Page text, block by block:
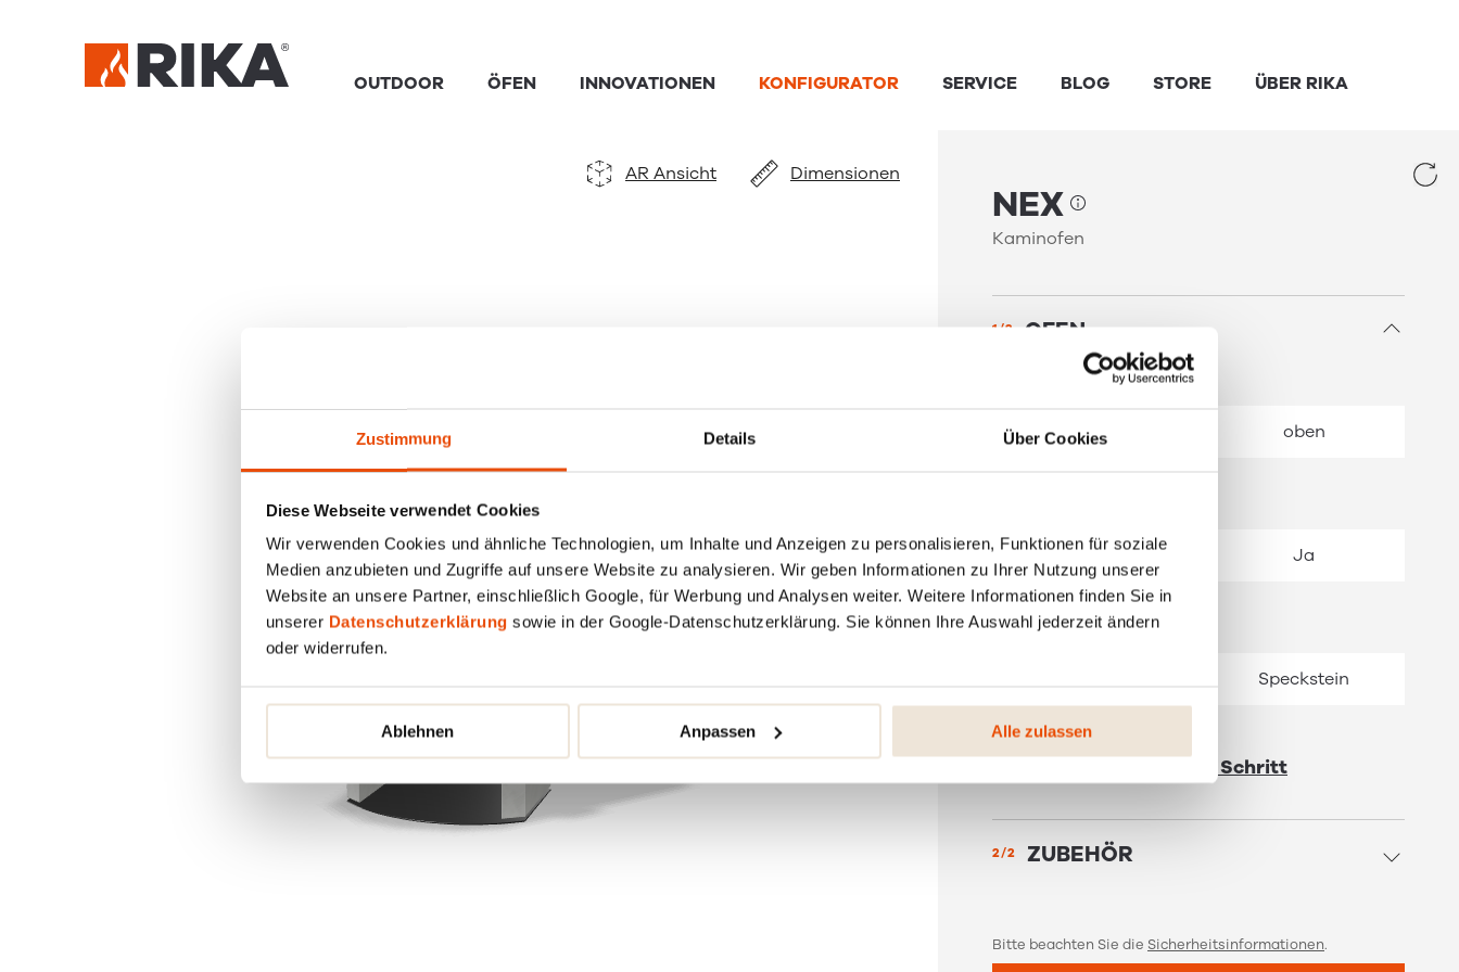
Zustimmung Details Über Cookies
Diese Webseite verwendet Cookies
Wir verwenden Cookies und ähnliche Technologien, um Inhalte und Anzeigen zu personalisieren, Funktionen für soziale
Medien anzubieten und Zugriffe auf unsere Website zu analysieren. Wir geben Informationen zu Ihrer Nutzung unserer
Website an unsere Partner, einschließlich Google, für Werbung und Analysen weiter. Weitere Informationen finden Sie in
unserer Datenschutzerklärung sowie in der Google-Datenschutzerklärung. Sie können Ihre Auswahl jederzeit ändern
oder widerrufen.
Ablehnen Anpassen Alle zulassen
AR Ansicht Dimensionen
NEX
Kaminofen
1/2 OFEN
RAUCHROHRANSCHLUSS
hinten oben
Nein Ja
SEITENVERKLEIDUNG
Speckstein
Weiter zum nächsten Schritt
2/2 ZUBEHÖR
Bitte beachten Sie die Sicherheitsinformationen.